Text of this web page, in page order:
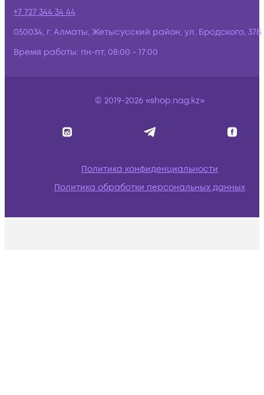
+7 727 344 34 44
050034, г. Алматы, Жетысусский район, ул. Бродского, 37Б
Время работы: пн-пт, 08:00 - 17:00
© 2019-2026 «shop.nag.kz»
Политика конфиденциальности
Политика обработки персональных данных